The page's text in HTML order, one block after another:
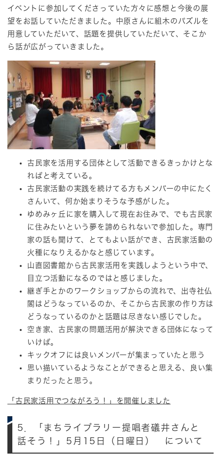
イベントに参加してくださっていた方々に感想と今後の展
望をお話していただきました。中原さんに組木のパズルを
用意していただいて、話題を提供していただいて、そこか
ら話が広がっていきました。
古民家を活用する団体として活動できるきっかけとな
ればと考えている。
古民家活動の実践を続けてる方もメンバーの中にたく
さんいて、何か始まりそうな予感がした。
ゆめみヶ丘に家を購入して現在お住みで、でも古民家
に住みたいという夢を諦められないで参加した。専門
家の話も聞けて、とてもよい話ができ、古民家活動の
火種になりえるかなと感じています。
山直図書館から古民家活用を実践しようという中で、
目立つ活動になるのではと感じました。
継ぎ手とかのワークショップからの流れで、出寺社仏
閣はどうなっているのか、そこから古民家の作り方は
どうなっているのかと話題は尽きない感じでした。
空き家、古民家の問題活用が解決できる団体になって
いけば。
キックオフには良いメンバーが集まっていたと思う
思い描いているようなことができると思える、良い集
まりだったと思う。
「古民家活用でつながろう！」を開催しました
5．「まちライブラリー提唱者礒井さんと
話そう！」5月15日（日曜日） について